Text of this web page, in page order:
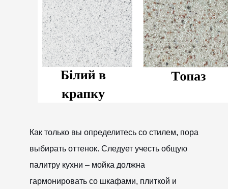
Как только вы определитесь со стилем, пора
выбирать оттенок. Следует учесть общую
палитру кухни – мойка должна
гармонировать со шкафами, плиткой и